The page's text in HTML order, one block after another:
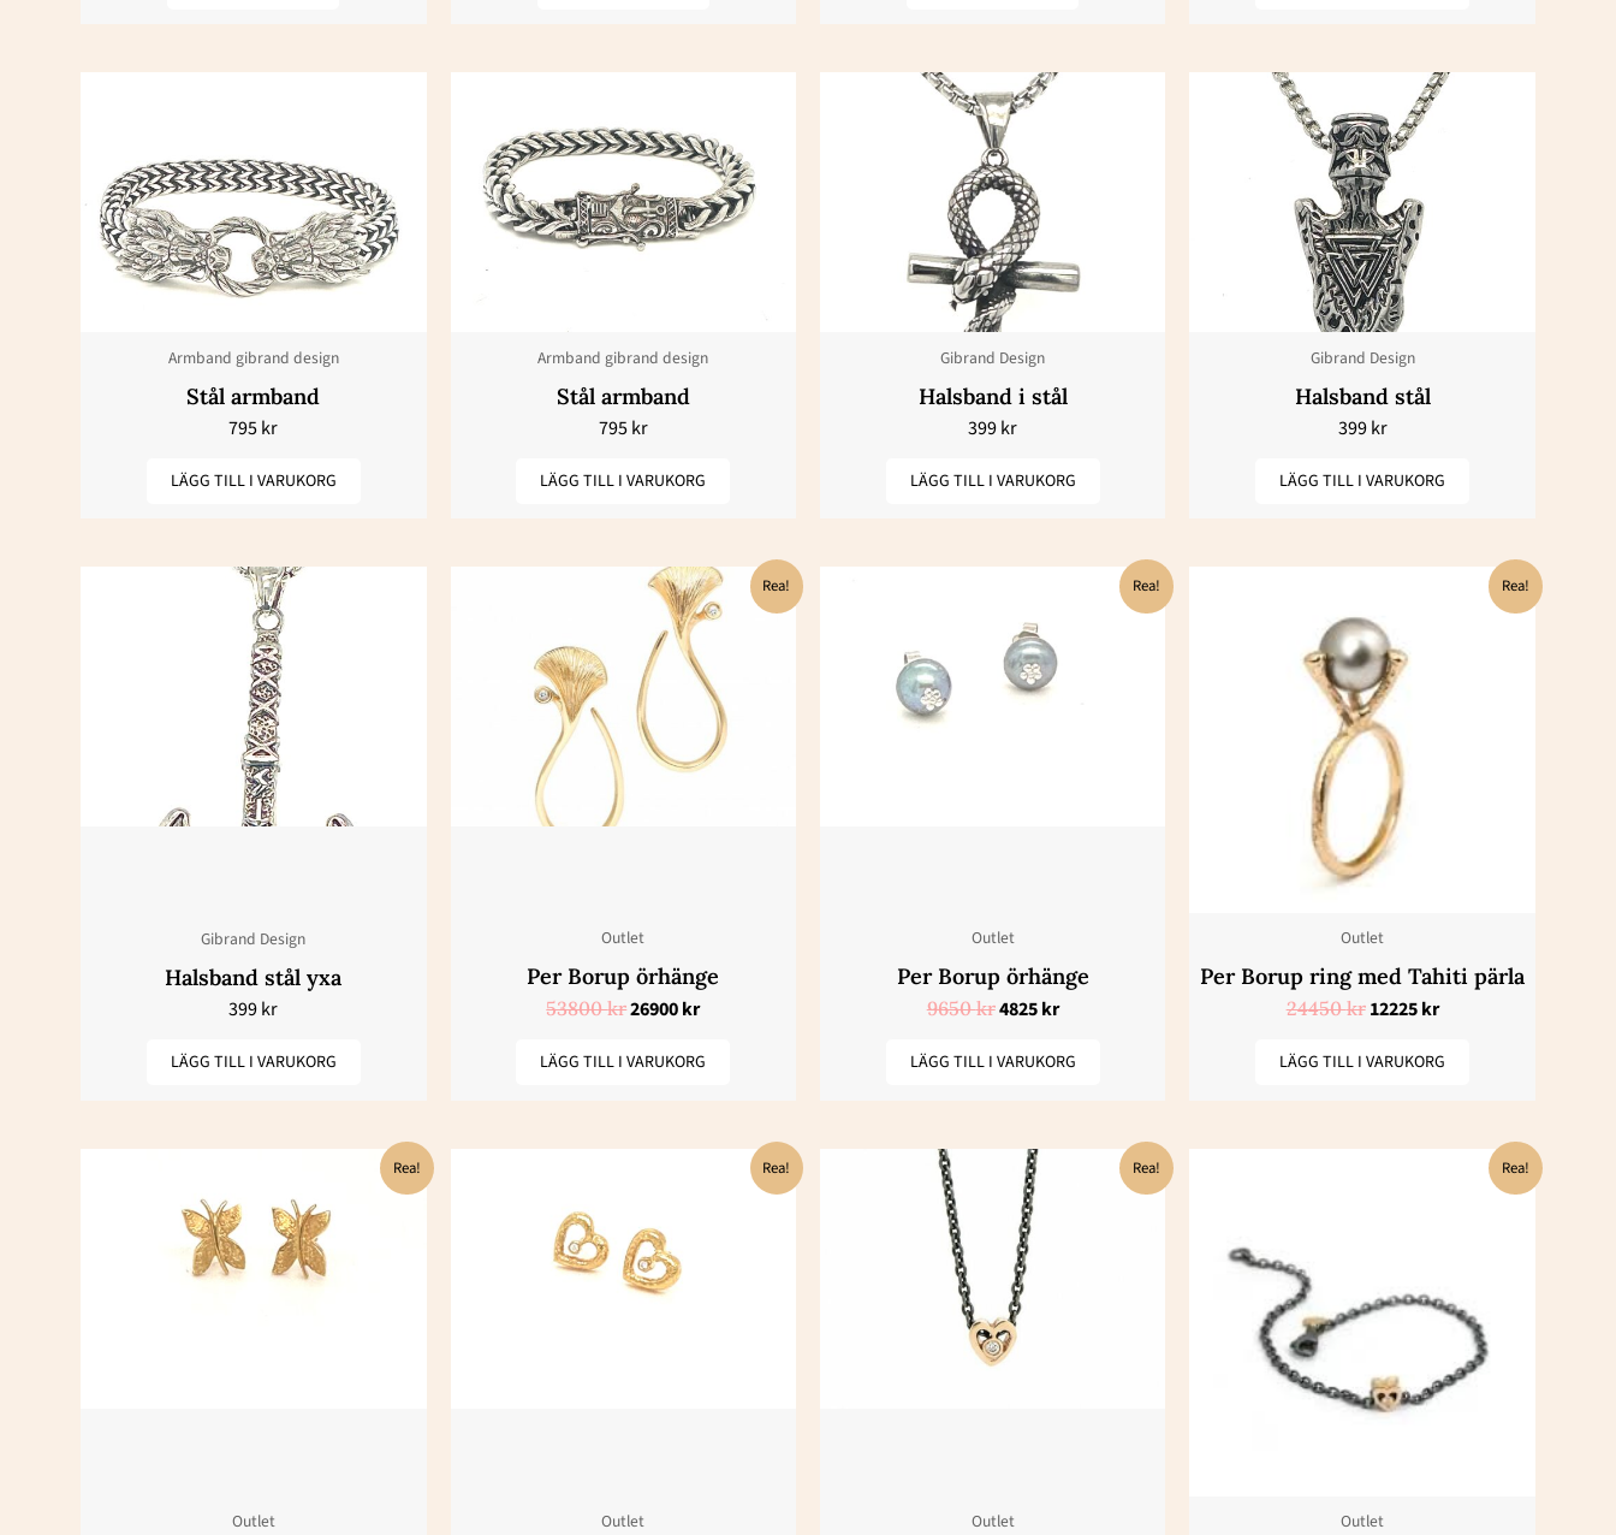
Armband gibrand design
Stål armband
795kr
LÄGG TILL I VARUKORG
Armband gibrand design
Stål armband
795kr
LÄGG TILL I VARUKORG
Gibrand Design
Halsband i stål
399kr
LÄGG TILL I VARUKORG
Gibrand Design
Halsband stål
399kr
LÄGG TILL I VARUKORG
Gibrand Design
Halsband stål yxa
399kr
LÄGG TILL I VARUKORG
Rea!
Outlet
Per Borup örhänge
53800kr
Det
ursprungliga
priset
var:
53800 kr.
26900kr
Det
nuvarande
priset
26900 kr.
LÄGG TILL I VARUKORG
Rea!
Outlet
Per Borup örhänge
9650kr
priset
var:
9650 kr.
4825kr
nuvarande
4825 kr.
LÄGG TILL I VARUKORG
Rea!
Outlet
Per Borup ring med Tahiti pärla
24450kr
priset
var:
24450 kr.
12225kr
nuvarande
LÄGG TILL I VARUKORG
Rea!
Outlet
priset
var:
26200 kr.
nuvarande
priset
är:
Rea!
Outlet
var:
27300 kr.
nuvarande
Rea!
Outlet
ursprungliga
priset
var:
8450 kr.
nuvarande
Rea!
Outlet
nuvarande